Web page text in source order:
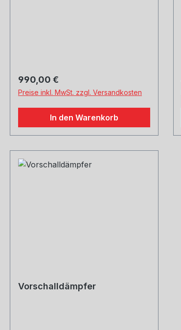
Regulärer Preis:
990,00 €
Preise inkl. MwSt. zzgl. Versandkosten
In den Warenkorb
Vorschalldämpfer